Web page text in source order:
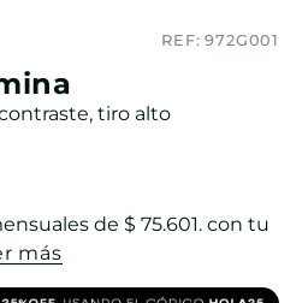
REF:972G001
tiro alto
de $ 75.601. con tu
más